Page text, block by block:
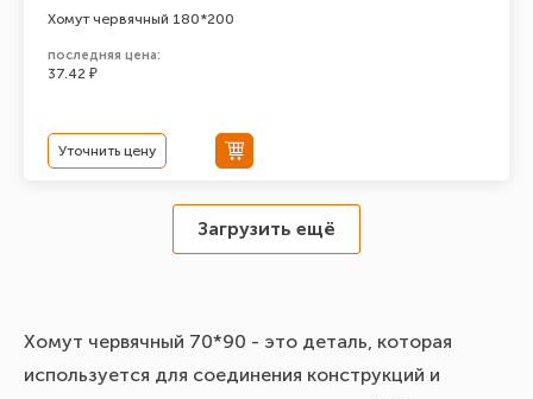
Хомут червячный 180*200
последняя цена:
37.42 ₽
Уточнить цену
Загрузить ещё
Хомут червячный 70*90 - это деталь, которая
используется для соединения конструкций и